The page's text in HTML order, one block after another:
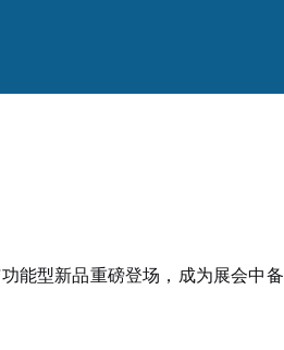
能型新品重磅登场，成为展会中备